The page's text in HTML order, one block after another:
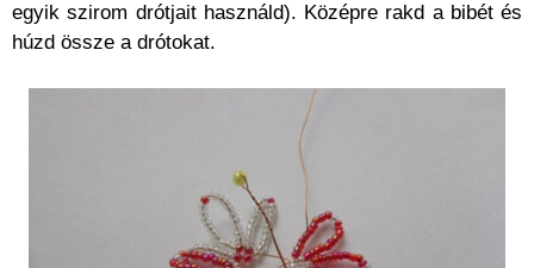
egyik szirom drótjait használd). Középre rakd a bibét és
húzd össze a drótokat.